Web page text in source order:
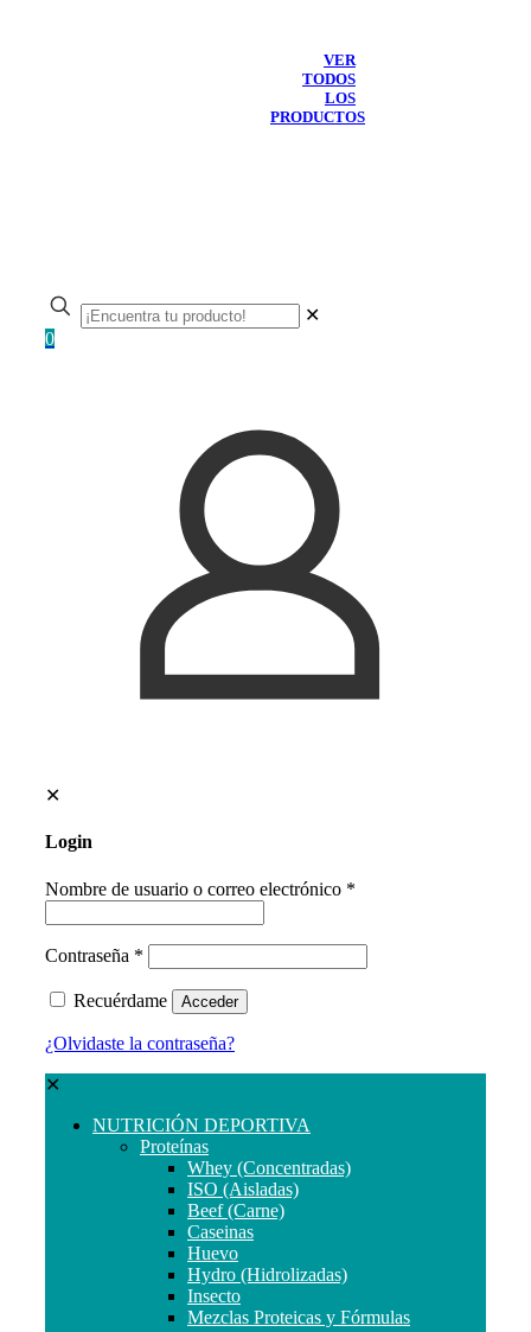
VER
TODOS
LOS
PRODUCTOS
✕
0
✕
Login
Nombre de usuario o correo electrónico *
Contraseña *
Recuérdame Acceder
¿Olvidaste la contraseña?
✕
NUTRICIÓN DEPORTIVA
Proteínas
Whey (Concentradas)
ISO (Aisladas)
Beef (Carne)
Caseinas
Huevo
Hydro (Hidrolizadas)
Insecto
Mezclas Proteicas y Fórmulas